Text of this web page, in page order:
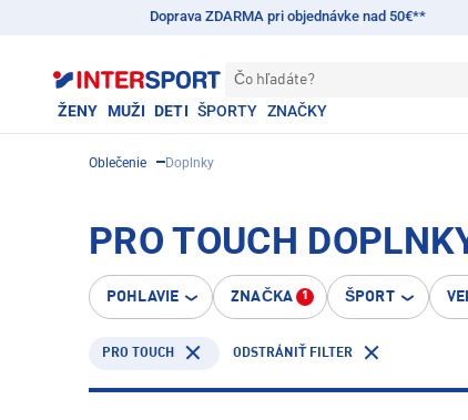
Doprava ZDARMA pri objednávke nad 50€**
Čo hľadáte?
ŽENY MUŽI DETI ŠPORTY ZNAČKY
Oblečenie Doplnky
PRO TOUCH
POHLAVIE ZNAČKA 1 ŠPORT
PRO TOUCH ODSTRÁNIŤ FILTER